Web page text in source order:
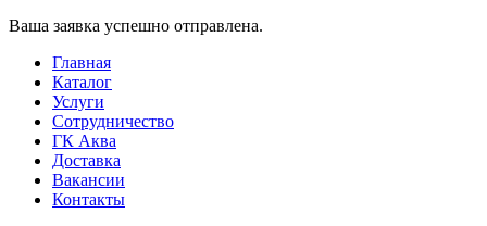
Ваша заявка успешно отправлена.
Главная
Каталог
Услуги
Сотрудничество
ГК Аква
Доставка
Вакансии
Контакты